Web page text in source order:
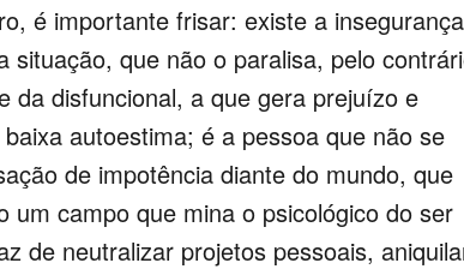
é importante frisar: existe a insegurança
que não o paralisa, pelo
da disfuncional, a que gera prejuízo e
autoestima; é a pessoa que não se
de impotência diante do mundo, que
um campo que mina o psicológico do ser
de neutralizar projetos pessoais,